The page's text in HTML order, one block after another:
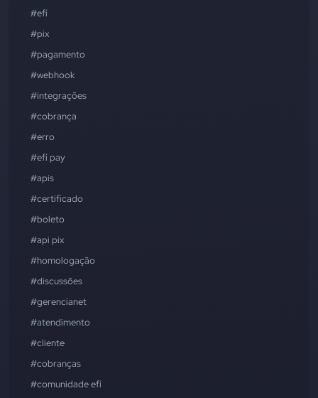
#efí
#pix
#pagamento
#webhook
#integrações
#cobrança
#erro
#efí pay
#apis
#certificado
#boleto
#api pix
#homologação
#discussões
#gerencianet
#atendimento
#cliente
#cobranças
#comunidade efí